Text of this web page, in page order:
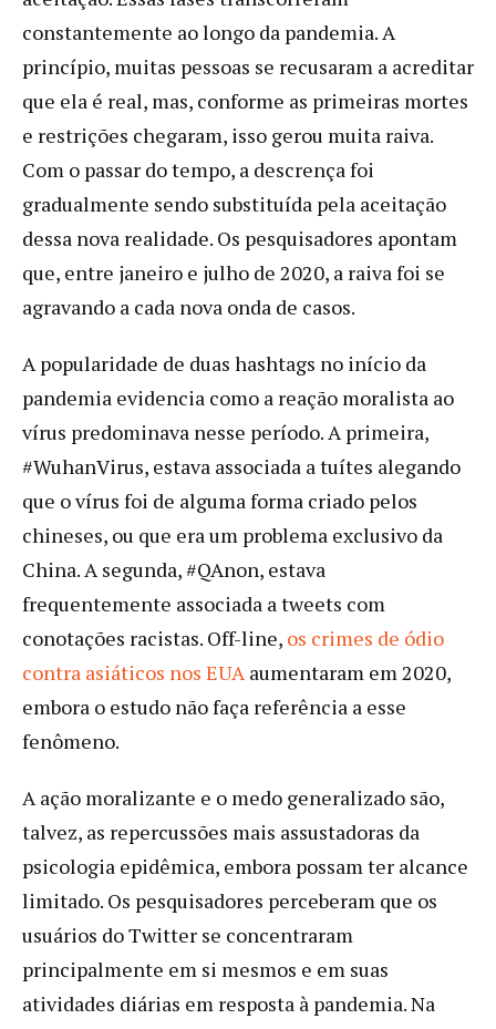
constantemente ao longo da pandemia. A
princípio, muitas pessoas se recusaram a acreditar
que ela é real, mas, conforme as primeiras mortes
e restrições chegaram, isso gerou muita raiva.
Com o passar do tempo, a descrença foi
gradualmente sendo substituída pela aceitação
dessa nova realidade. Os pesquisadores apontam
que, entre janeiro e julho de 2020, a raiva foi se
agravando a cada nova onda de casos.
A popularidade de duas hashtags no início da
pandemia evidencia como a reação moralista ao
vírus predominava nesse período. A primeira,
#WuhanVirus, estava associada a tuítes alegando
que o vírus foi de alguma forma criado pelos
chineses, ou que era um problema exclusivo da
China. A segunda, #QAnon, estava
frequentemente associada a tweets com
conotações racistas. Off-line, os crimes de ódio
contra asiáticos nos EUAaumentaram em 2020,
embora o estudo não faça referência a esse
fenômeno.
A ação moralizante e o medo generalizado são,
talvez, as repercussões mais assustadoras da
psicologia epidêmica, embora possam ter alcance
limitado. Os pesquisadores perceberam que os
usuários do Twitter se concentraram
principalmente em si mesmos e em suas
atividades diárias em resposta à pandemia. Na